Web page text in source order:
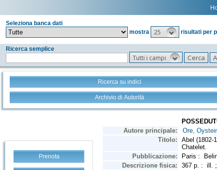
Seleziona banca dati
mostra
25 risultati per
Ricerca semplice
Tutti i campi
Ricerca su indici
Archivio di Autorità
Prenota